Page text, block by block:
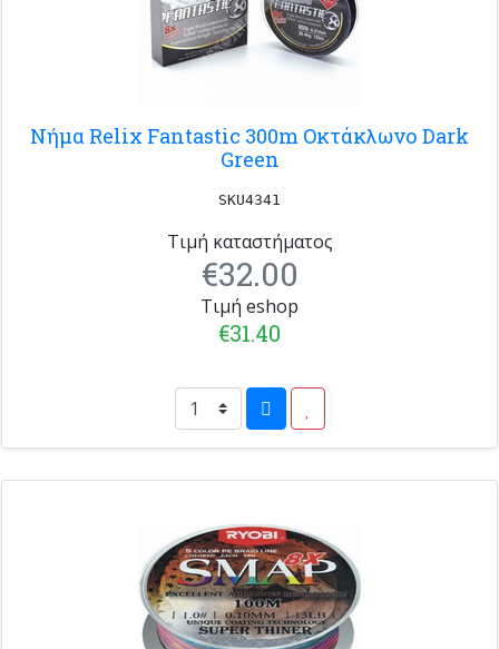
Νήμα Relix Fantastic 300m Οκτάκλωνο Dark
Green
SKU4341
Τιμή καταστήματος
€32.00
Τιμή eshop
€31.40